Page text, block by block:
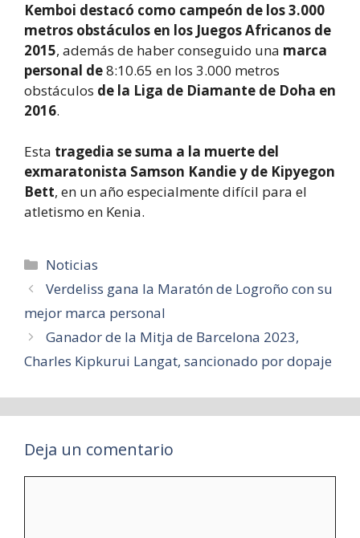
Kemboi destacó como campeón de los 3.000
metros obstáculos en los Juegos Africanos de
2015, además de haber conseguido una marca
personal de8:10.65 en los 3.000 metros
obstáculos de la Liga de Diamante de Doha en
2016.
Esta tragedia se suma a la muerte del
exmaratonista Samson Kandie y de Kipyegon
Bett, en un año especialmente difícil para el
atletismo en Kenia.
Categorías
Noticias
Verdeliss gana la Maratón de Logroño con su
mejor marca personal
Ganador de la Mitja de Barcelona 2023,
Charles Kipkurui Langat, sancionado por dopaje
Deja un comentario